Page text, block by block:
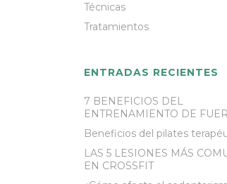
Técnicas
Tratamientos
ENTRADAS RECIENTES
7 BENEFICIOS DEL
ENTRENAMIENTO DE
Beneficios del pilates
LAS 5 LESIONES MÁS
EN CROSSFIT